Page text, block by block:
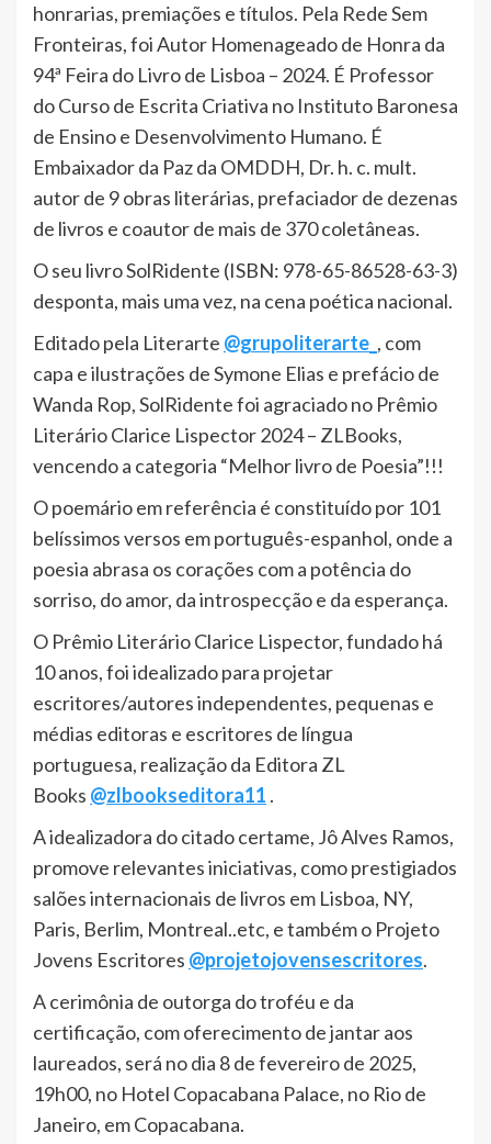
honrarias, premiações e títulos. Pela Rede Sem
Fronteiras, foi Autor Homenageado de Honra da
94ª Feira do Livro de Lisboa – 2024. É Professor
do Curso de Escrita Criativa no Instituto Baronesa
de Ensino e Desenvolvimento Humano. É
Embaixador da Paz da OMDDH, Dr. h. c. mult.
autor de 9 obras literárias, prefaciador de dezenas
de livros e coautor de mais de 370 coletâneas.
O seu livro SolRidente (ISBN: 978-65-86528-63-3)
desponta, mais uma vez, na cena poética nacional.
Editado pela Literarte @grupoliterarte_ , com
capa e ilustrações de Symone Elias e prefácio de
Wanda Rop, SolRidente foi agraciado no Prêmio
Literário Clarice Lispector 2024 – ZLBooks,
vencendo a categoria “Melhor livro de Poesia”!!!
O poemário em referência é constituído por 101
belíssimos versos em português-espanhol, onde a
poesia abrasa os corações com a potência do
sorriso, do amor, da introspecção e da esperança.
O Prêmio Literário Clarice Lispector, fundado há
10 anos, foi idealizado para projetar
escritores/autores independentes, pequenas e
médias editoras e escritores de língua
portuguesa, realização da Editora ZL
Books @zlbookseditora11 .
A idealizadora do citado certame, Jô Alves Ramos,
promove relevantes iniciativas, como prestigiados
salões internacionais de livros em Lisboa, NY,
Paris, Berlim, Montreal..etc, e também o Projeto
Jovens Escritores @projetojovensescritores.
A cerimônia de outorga do troféu e da
certificação, com oferecimento de jantar aos
laureados, será no dia 8 de fevereiro de 2025,
19h00, no Hotel Copacabana Palace, no Rio de
Janeiro, em Copacabana.